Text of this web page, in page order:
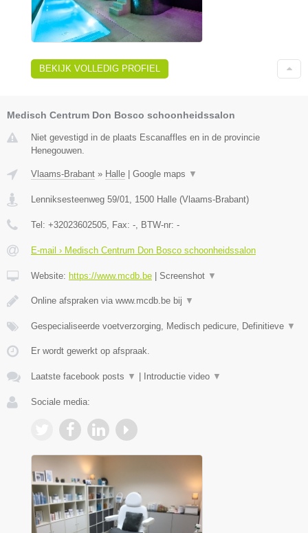
BEKIJK VOLLEDIG PROFIEL
Medisch Centrum Don Bosco schoonheidssalon
Niet gevestigd in de plaats Escanaffles en in de provincie
Henegouwen.
Vlaams-Brabant » Halle | Google maps ▼
Lenniksesteenweg 59/01 1500 Halle (Vlaams-Brabant)
Tel: +32023602505 , Fax: - , BTW-nr: -
E-mail › Medisch Centrum Don Bosco schoonheidssalon
Website: https://www.mcdb.be | Screenshot ▼
Online afspraken via www.mcdb.be bij ▼
Gespecialiseerde voetverzorging, Medisch pedicure, Definitieve ▼
Er wordt gewerkt op afspraak.
Laatste facebook posts ▼ | Introductie video ▼
Sociale media: